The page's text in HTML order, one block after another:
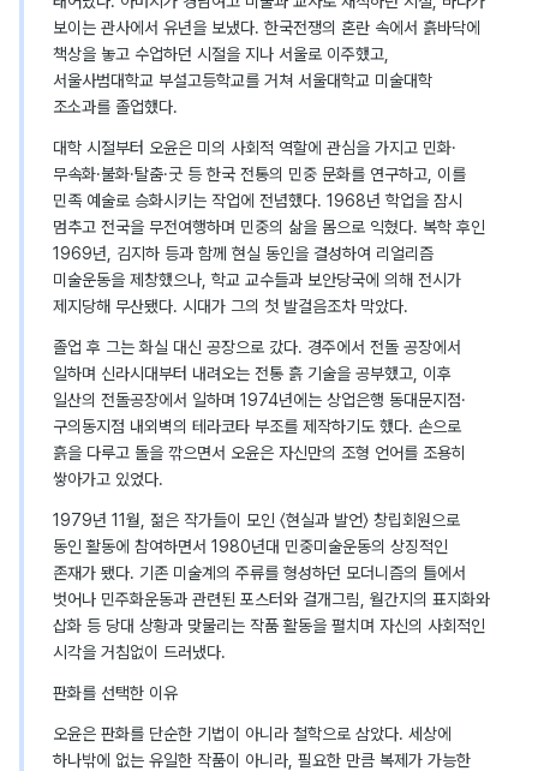
보이는 관사에서 유년을 보냈다. 한국전쟁의 혼란 속에서 흙바닥에
책상을 놓고 수업하던 시절을 지나 서울로 이주했고,
서울사범대학교 부설고등학교를 거쳐 서울대학교 미술대학
조소과를 졸업했다.
대학 시절부터 오윤은 미의 사회적 역할에 관심을 가지고 민화·
무속화·불화·탈춤·굿 등 한국 전통의 민중 문화를 연구하고, 이를
민족 예술로 승화시키는 작업에 전념했다. 1968년 학업을 잠시
멈추고 전국을 무전여행하며 민중의 삶을 몸으로 익혔다. 복학 후인
1969년, 김지하 등과 함께 현실 동인을 결성하여 리얼리즘
미술운동을 제창했으나, 학교 교수들과 보안당국에 의해 전시가
제지당해 무산됐다. 시대가 그의 첫 발걸음조차 막았다.
졸업 후 그는 화실 대신 공장으로 갔다. 경주에서 전돌 공장에서
일하며 신라시대부터 내려오는 전통 흙 기술을 공부했고, 이후
일산의 전돌공장에서 일하며 1974년에는 상업은행 동대문지점·
구의동지점 내외벽의 테라코타 부조를 제작하기도 했다. 손으로
흙을 다루고 돌을 깎으면서 오윤은 자신만의 조형 언어를 조용히
쌓아가고 있었다.
1979년 11월, 젊은 작가들이 모인 〈현실과 발언〉 창립회원으로
동인 활동에 참여하면서 1980년대 민중미술운동의 상징적인
존재가 됐다. 기존 미술계의 주류를 형성하던 모더니즘의 틀에서
벗어나 민주화운동과 관련된 포스터와 걸개그림, 월간지의 표지화와
삽화 등 당대 상황과 맞물리는 작품 활동을 펼치며 자신의 사회적인
시각을 거침없이 드러냈다.
판화를 선택한 이유
오윤은 판화를 단순한 기법이 아니라 철학으로 삼았다. 세상에
하나밖에 없는 유일한 작품이 아니라, 필요한 만큼 복제가 가능한